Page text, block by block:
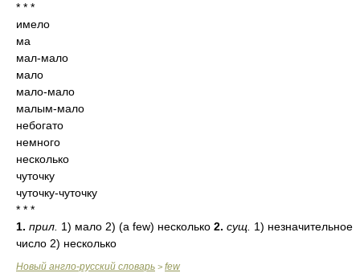
* * *
имело
ма
мал-мало
мало
мало-мало
малым-мало
небогато
немного
несколько
чуточку
чуточку-чуточку
* * *
1. прил. 1) мало 2) (а few) несколько 2. сущ. 1) незначительное
число 2) несколько
Новый англо-русский словарь > few